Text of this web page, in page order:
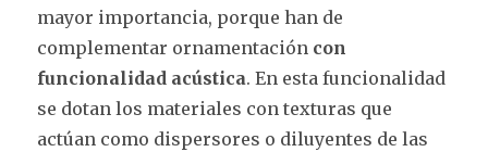
mayor importancia, porque han de
complementar ornamentación con
funcionalidad acústica. En esta funcionalidad
se dotan los materiales con texturas que
actúan como dispersores o diluyentes de las